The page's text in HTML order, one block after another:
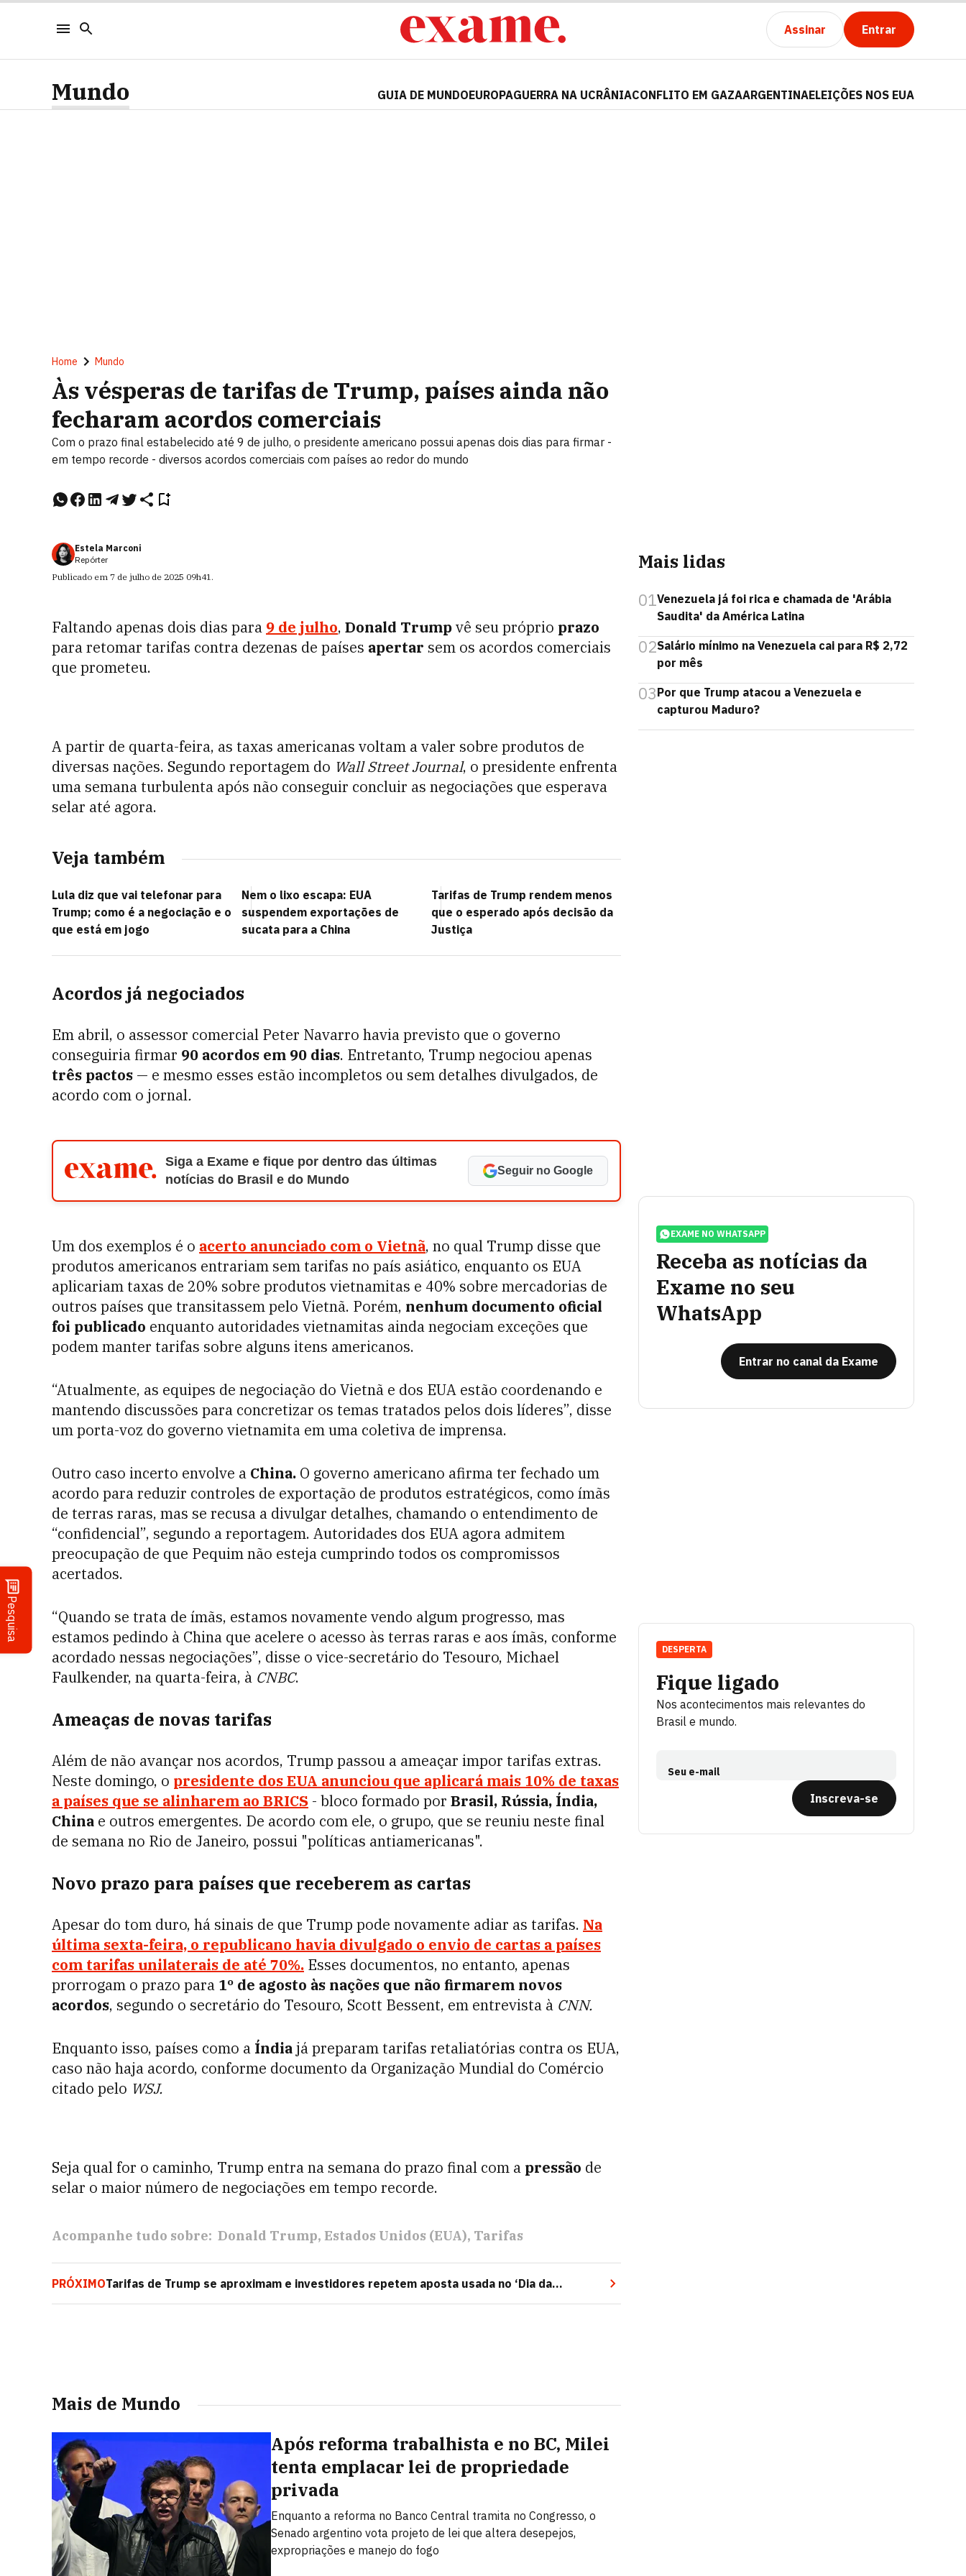
Assinar Entrar
Pesquisa
Mundo GUIA DE MUNDOEUROPAGUERRA NA UCRÂNIACONFLITO EM GAZAARGENTINAELEIÇÕES NOS EUA
Home Mundo
Às vésperas de tarifas de Trump, países ainda não
fecharam acordos comerciais
Com o prazo final estabelecido até 9 de julho, o presidente americano possui apenas dois dias para firmar -
em tempo recorde - diversos acordos comerciais com países ao redor do mundo
Estela Marconi
Repórter
Publicado em 7 de julho de 2025 09h41.
Faltando apenas dois dias para 9 de julho, Donald Trumpvê seu próprio prazo
para retomar tarifas contra dezenas de países apertar sem os acordos comerciais
que prometeu.
A partir de quarta-feira, as taxas americanas voltam a valer sobre produtos de
diversas nações. Segundo reportagem do Wall Street Journal, o presidente enfrenta
uma semana turbulenta após não conseguir concluir as negociações que esperava
selar até agora.
Veja também
Lula diz que vai telefonar para
Trump; como é a negociação e o
que está em jogo
Nem o lixo escapa: EUA
suspendem exportações de
sucata para a China
Tarifas de Trump rendem menos
que o esperado após decisão da
Justiça
Acordos já negociados
Em abril, o assessor comercial Peter Navarro havia previsto que o governo
conseguiria firmar 90 acordos em 90 dias. Entretanto, Trump negociou apenas
três pactos — e mesmo esses estão incompletos ou sem detalhes divulgados, de
acordo com o jornal.
Siga a Exame e fique por dentro das últimas
notícias do Brasil e do Mundo
Seguir no Google
Um dos exemplos é o acerto anunciado com o Vietnã, no qual Trump disse que
produtos americanos entrariam sem tarifas no país asiático, enquanto os EUA
aplicariam taxas de 20% sobre produtos vietnamitas e 40% sobre mercadorias de
outros países que transitassem pelo Vietnã. Porém, nenhum documento oficial
foi publicado enquanto autoridades vietnamitas ainda negociam exceções que
podem manter tarifas sobre alguns itens americanos.
“Atualmente, as equipes de negociação do Vietnã e dos EUA estão coordenando e
mantendo discussões para concretizar os temas tratados pelos dois líderes”, disse
um porta-voz do governo vietnamita em uma coletiva de imprensa.
Outro caso incerto envolve a China. O governo americano afirma ter fechado um
acordo para reduzir controles de exportação de produtos estratégicos, como ímãs
de terras raras, mas se recusa a divulgar detalhes, chamando o entendimento de
“confidencial”, segundo a reportagem. Autoridades dos EUA agora admitem
preocupação de que Pequim não esteja cumprindo todos os compromissos
acertados.
“Quando se trata de ímãs, estamos novamente vendo algum progresso, mas
estamos pedindo à China que acelere o acesso às terras raras e aos ímãs, conforme
acordado nessas negociações”, disse o vice-secretário do Tesouro, Michael
Faulkender, na quarta-feira, à CNBC.
Ameaças de novas tarifas
Além de não avançar nos acordos, Trump passou a ameaçar impor tarifas extras.
Neste domingo, o presidente dos EUA anunciou que aplicará mais 10% de taxas
a países que se alinharem ao BRICS - bloco formado por Brasil, Rússia, Índia,
China e outros emergentes. De acordo com ele, o grupo, que se reuniu neste final
de semana no Rio de Janeiro, possui "políticas antiamericanas".
Novo prazo para países que receberem as cartas
Apesar do tom duro, há sinais de que Trump pode novamente adiar as tarifas. Na
última sexta-feira, o republicano havia divulgado o envio de cartas a países
com tarifas unilaterais de até 70%. Esses documentos, no entanto, apenas
prorrogam o prazo para 1º de agosto às nações que não firmarem novos
acordos, segundo o secretário do Tesouro, Scott Bessent, em entrevista à CNN.
Enquanto isso, países como a Índiajá preparam tarifas retaliatórias contra os EUA,
caso não haja acordo, conforme documento da Organização Mundial do Comércio
citado pelo WSJ.
Seja qual for o caminho, Trump entra na semana do prazo final com a pressão de
selar o maior número de negociações em tempo recorde.
Acompanhe tudo sobre: Donald Trump Estados Unidos (EUA) Tarifas
PRÓXIMOTarifas de Trump se aproximam e investidores repetem aposta usada no ‘Dia da
Libertação’
Mais de Mundo
Após reforma trabalhista e no BC, Milei
tenta emplacar lei de propriedade
privada
Enquanto a reforma no Banco Central tramita no Congresso, o
Senado argentino vota projeto de lei que altera desepejos,
expropriações e manejo do fogo
Mais lidas
01Venezuela já foi rica e chamada de 'Arábia
Saudita' da América Latina
02Salário mínimo na Venezuela cai para R$ 2,72
por mês
03Por que Trump atacou a Venezuela e
capturou Maduro?
EXAME NO WHATSAPP
Receba as notícias da
Exame no seu
WhatsApp
Entrar no canal da Exame
Fique ligado
Nos acontecimentos mais relevantes do
Brasil e mundo.
Seu e-mail
Inscreva-se
DESPERTA